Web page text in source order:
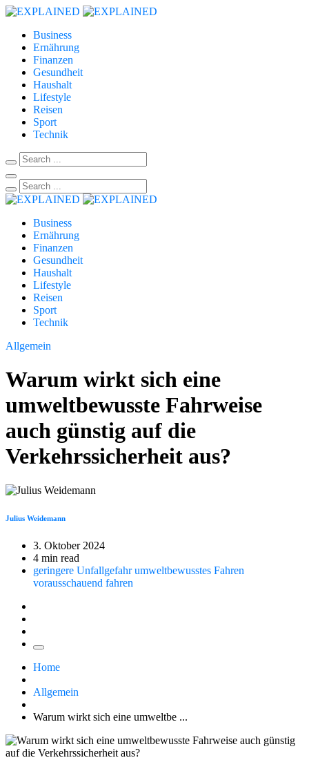
Business
Ernährung
Finanzen
Gesundheit
Haushalt
Lifestyle
Reisen
Sport
Technik
Business
Ernährung
Finanzen
Gesundheit
Haushalt
Lifestyle
Reisen
Sport
Technik
Allgemein
Warum wirkt sich eine
umweltbewusste Fahrweise
auch günstig auf die
Verkehrssicherheit aus?
Julius Weidemann
3. Oktober 2024
4 min read
geringere Unfallgefahr umweltbewusstes Fahren
vorausschauend fahren
Home
Allgemein
Warum wirkt sich eine umweltbe ...